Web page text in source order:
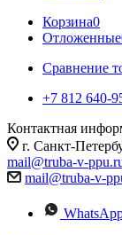
Корзина0
Отложенные
Сравнение
+7 812 640-
Контактная
г. Санкт-
mail@truba-v-
mail@truba-v-